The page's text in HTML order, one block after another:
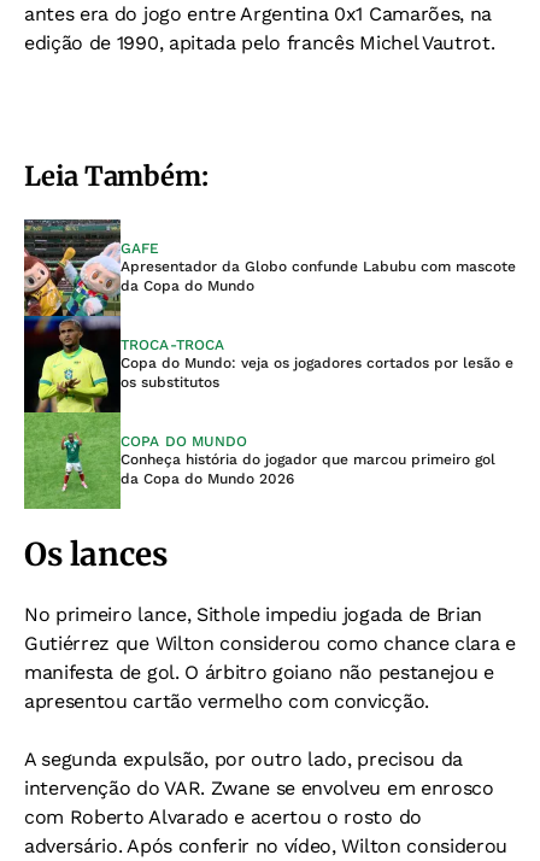
antes era do jogo entre Argentina 0x1 Camarões, na
edição de 1990, apitada pelo francês Michel Vautrot.
Leia Também:
GAFE
Apresentador da Globo confunde Labubu com mascote
da Copa do Mundo
TROCA-TROCA
Copa do Mundo: veja os jogadores cortados por lesão e
os substitutos
COPA DO MUNDO
Conheça história do jogador que marcou primeiro gol
da Copa do Mundo 2026
Os lances
No primeiro lance, Sithole impediu jogada de Brian
Gutiérrez que Wilton considerou como chance clara e
manifesta de gol. O árbitro goiano não pestanejou e
apresentou cartão vermelho com convicção.
A segunda expulsão, por outro lado, precisou da
intervenção do VAR. Zwane se envolveu em enrosco
com Roberto Alvarado e acertou o rosto do
adversário. Após conferir no vídeo, Wilton considerou